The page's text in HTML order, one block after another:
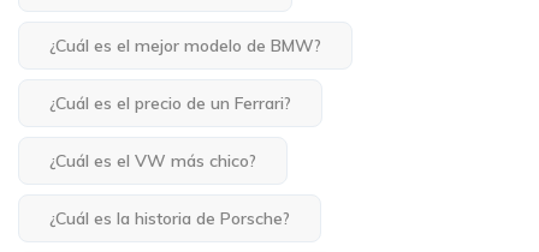
¿Cuál es el mejor modelo de BMW?
¿Cuál es el precio de un Ferrari?
¿Cuál es el VW más chico?
¿Cuál es la historia de Porsche?